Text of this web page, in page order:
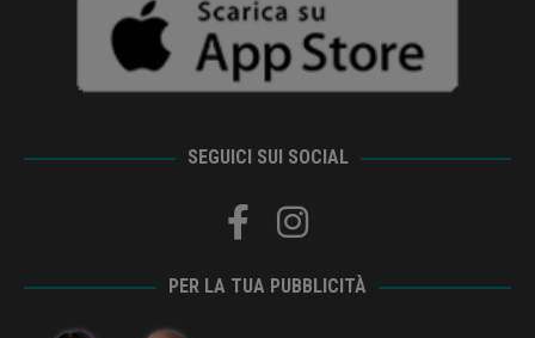
SEGUICI SUI SOCIAL
PER LA TUA PUBBLICITÀ